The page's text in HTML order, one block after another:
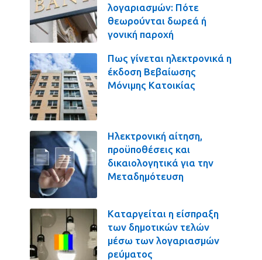
λογαριασμών: Πότε
θεωρούνται δωρεά ή
γονική παροχή
Πως γίνεται ηλεκτρονικά η
έκδοση Βεβαίωσης
Μόνιμης Κατοικίας
Ηλεκτρονική αίτηση,
προϋποθέσεις και
δικαιολογητικά για την
Μεταδημότευση
Καταργείται η είσπραξη
των δημοτικών τελών
μέσω των λογαριασμών
ρεύματος